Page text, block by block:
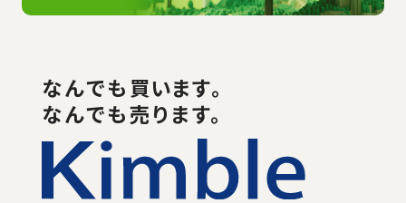
なんでも 買います。
なんでも売ります。